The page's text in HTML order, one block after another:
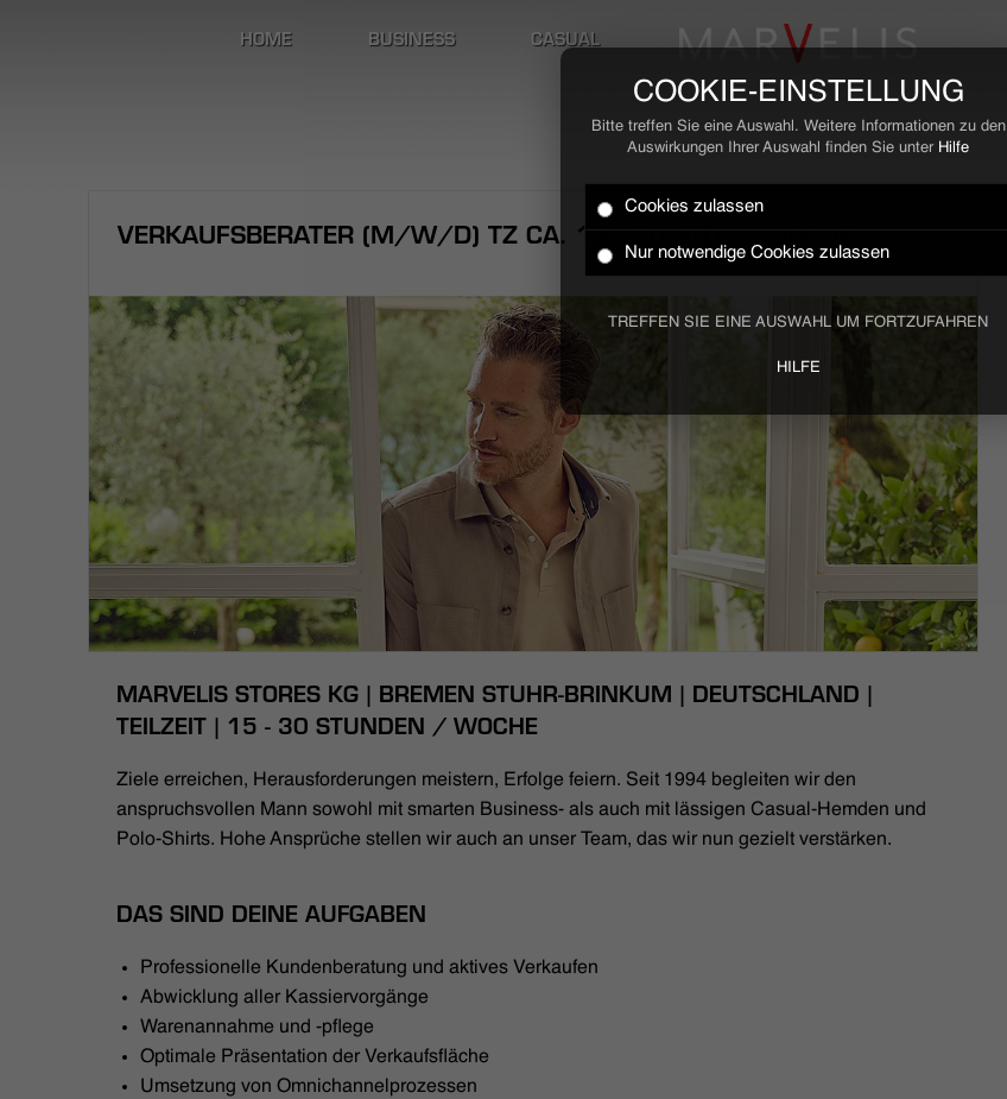
COOKIE-EINSTELLUNG
Bitte treffen Sie eine Auswahl. Weitere Informationen zu den
Auswirkungen Ihrer Auswahl finden Sie unter Hilfe
Cookies zulassen
Nur notwendige Cookies zulassen
TREFFEN SIE EINE AUSWAHL UM FORTZUFAHREN
HILFE
HOME BUSINESS CASUAL
VERKAUFSBERATER (M/W/D) TZ CA. 15 - 30 STD. / WOCHE
MARVELIS STORES KG | BREMEN STUHR-BRINKUM | DEUTSCHLAND |
TEILZEIT | 15 - 30 STUNDEN / WOCHE
Ziele erreichen, Herausforderungen meistern, Erfolge feiern. Seit 1994 begleiten wir den
anspruchsvollen Mann sowohl mit smarten Business- als auch mit lässigen Casual-Hemden und
Polo-Shirts. Hohe Ansprüche stellen wir auch an unser Team, das wir nun gezielt verstärken.
DAS SIND DEINE AUFGABEN
Professionelle Kundenberatung und aktives Verkaufen
Abwicklung aller Kassiervorgänge
Warenannahme und -pflege
Optimale Präsentation der Verkaufsfläche
Umsetzung von Omnichannelprozessen